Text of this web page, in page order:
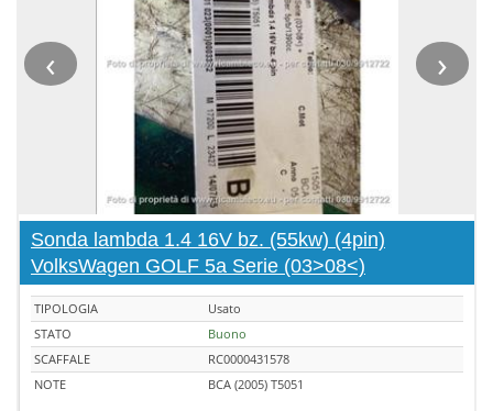
‹ ›
Sonda lambda 1.4 16V bz. (55kw) (4pin)
VolksWagen GOLF 5a Serie (03>08<)
TIPOLOGIA
Usato
STATO
Buono
SCAFFALE
RC0000431578
NOTE
BCA (2005) T5051